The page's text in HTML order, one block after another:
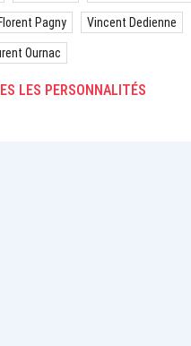
Florent Pagny Vincent Dedienne
Ournac
LES PERSONNALITÉS